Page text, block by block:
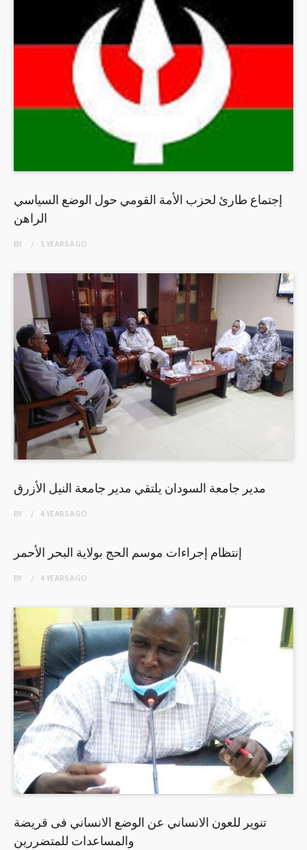
إجتماع طارئ لحزب الأمة القومي حول الوضع السياسي
الراهن
BY 5 YEARSAGO
مدير جامعة السودان يلتقي مدير جامعة النيل الأزرق
BY 4 YEARSAGO
إنتظام إجراءات موسم الحج بولاية البحر الأحمر
BY 4 YEARSAGO
تنوير للعون الانساني عن الوضع الانساني فى قريضة
والمساعدات للمتضررين